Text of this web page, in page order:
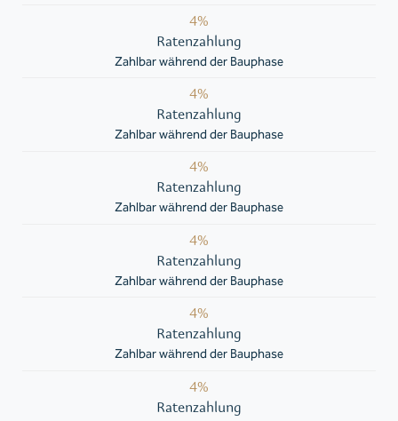
4%
Ratenzahlung
Zahlbar während der Bauphase
4%
Ratenzahlung
Zahlbar während der Bauphase
4%
Ratenzahlung
Zahlbar während der Bauphase
4%
Ratenzahlung
Zahlbar während der Bauphase
4%
Ratenzahlung
Zahlbar während der Bauphase
4%
Ratenzahlung